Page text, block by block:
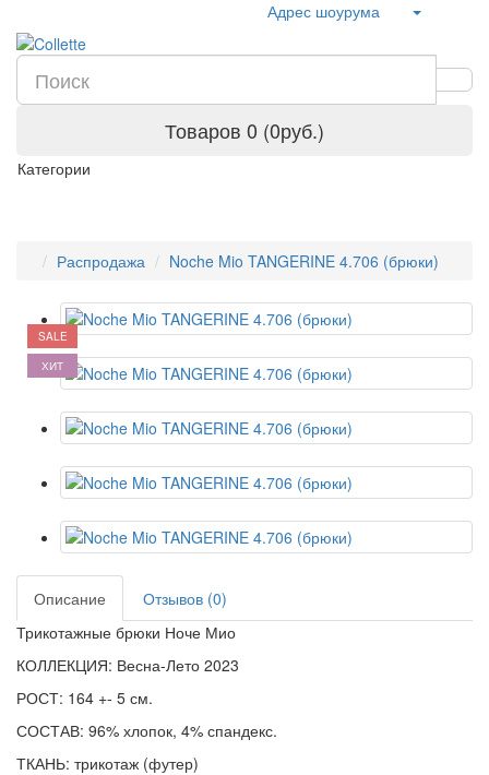
Адрес шоурума
Товаров 0 (0руб.)
Категории
Распродажа Noche Mio TANGERINE 4.706 (брюки)
SALE
ХИТ
Описание
Отзывов (0)
Трикотажные брюки Ноче Мио
КОЛЛЕКЦИЯ: Весна-Лето 2023
РОСТ: 164 +- 5 см.
СОСТАВ: 96% хлопок, 4% спандекс.
ТКАНЬ: трикотаж (футер)